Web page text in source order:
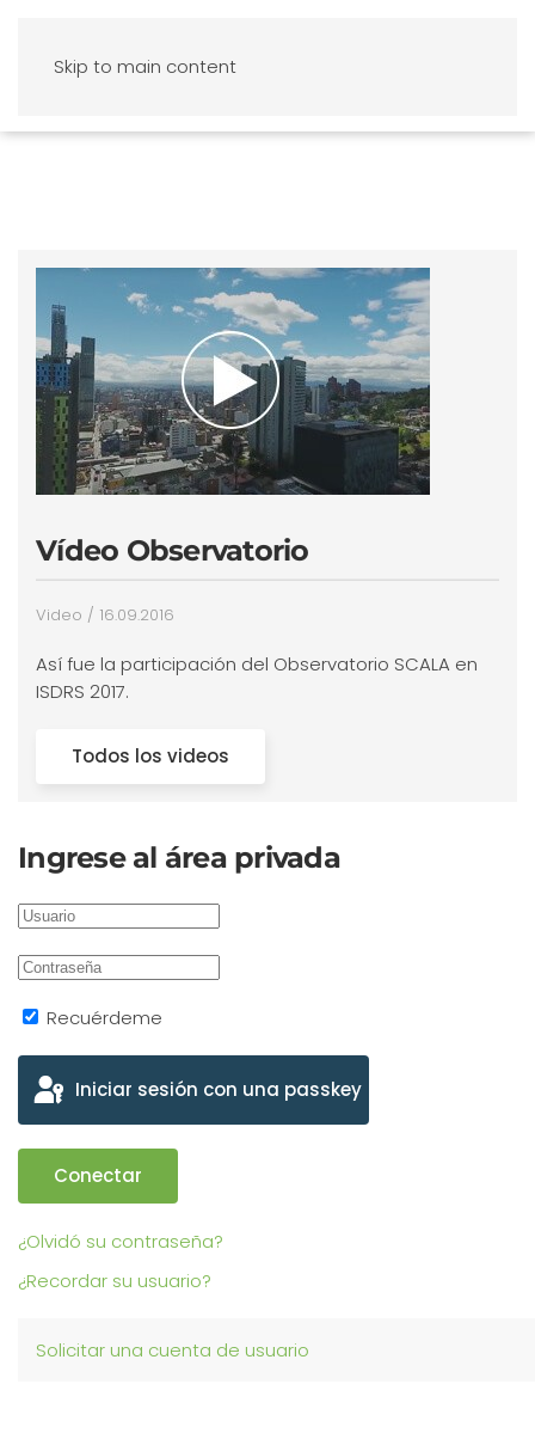
Skip to main content
Vídeo Observatorio
Video / 16.09.2016
Así fue la participación del Observatorio SCALA en
ISDRS 2017.
Todos los videos
Ingrese al área privada
Recuérdeme
Iniciar sesión con una passkey
Conectar
¿Olvidó su contraseña?
¿Recordar su usuario?
Solicitar una cuenta de usuario